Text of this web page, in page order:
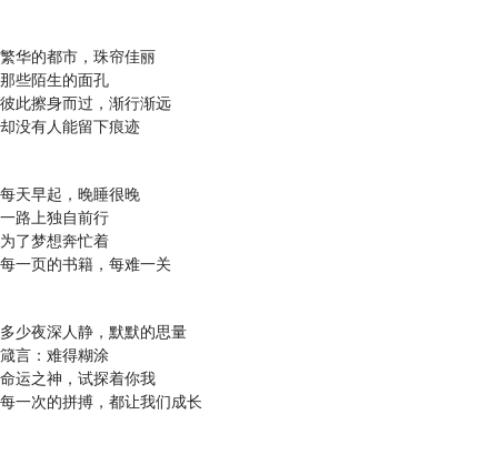
繁华的都市，珠帘佳丽
那些陌生的面孔
彼此擦身而过，渐行渐远
却没有人能留下痕迹
每天早起，晚睡很晚
一路上独自前行
为了梦想奔忙着
每一页的书籍，每难一关
多少夜深人静，默默的思量
箴言：难得糊涂
命运之神，试探着你我
每一次的拼搏，都让我们成长